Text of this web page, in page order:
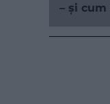
– și